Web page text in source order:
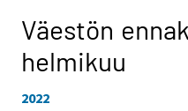
Väestön
helmikuu
2022